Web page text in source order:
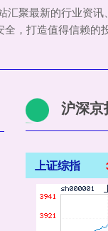
聚最新的行业资
，打造值得信赖的
沪深京
上证综指